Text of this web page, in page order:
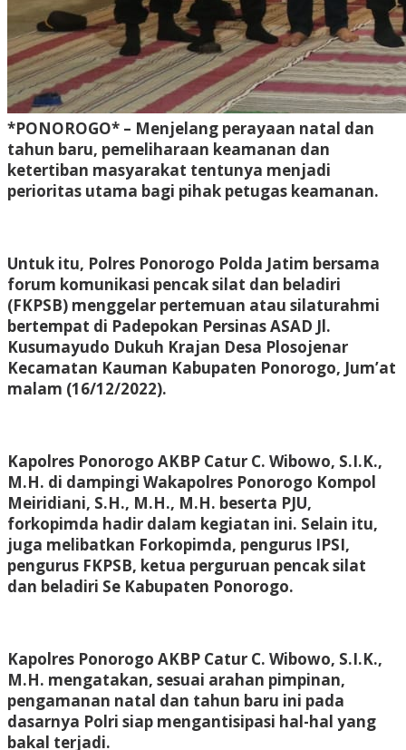
*PONOROGO* – Menjelang perayaan natal dan
tahun baru, pemeliharaan keamanan dan
ketertiban masyarakat tentunya menjadi
perioritas utama bagi pihak petugas keamanan.
Untuk itu, Polres Ponorogo Polda Jatim bersama
forum komunikasi pencak silat dan beladiri
(FKPSB) menggelar pertemuan atau silaturahmi
bertempat di Padepokan Persinas ASAD Jl.
Kusumayudo Dukuh Krajan Desa Plosojenar
Kecamatan Kauman Kabupaten Ponorogo, Jum’at
malam (16/12/2022).
Kapolres Ponorogo AKBP Catur C. Wibowo, S.I.K.,
M.H. di dampingi Wakapolres Ponorogo Kompol
Meiridiani, S.H., M.H., M.H. beserta PJU,
forkopimda hadir dalam kegiatan ini. Selain itu,
juga melibatkan Forkopimda, pengurus IPSI,
pengurus FKPSB, ketua perguruan pencak silat
dan beladiri Se Kabupaten Ponorogo.
Kapolres Ponorogo AKBP Catur C. Wibowo, S.I.K.,
M.H. mengatakan, sesuai arahan pimpinan,
pengamanan natal dan tahun baru ini pada
dasarnya Polri siap mengantisipasi hal-hal yang
bakal terjadi.